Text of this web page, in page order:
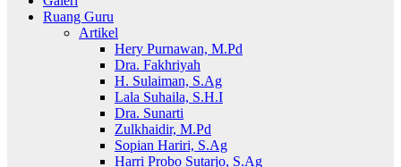
Ruang Guru
Artikel
Hery Purnawan, M.Pd
Dra. Fakhriyah
H. Sulaiman, S.Ag
Lala Suhaila, S.H.I
Dra. Sunarti
Zulkhaidir, M.Pd
Sopian Hariri, S.Ag
Harri Probo Sutarjo, S.Ag